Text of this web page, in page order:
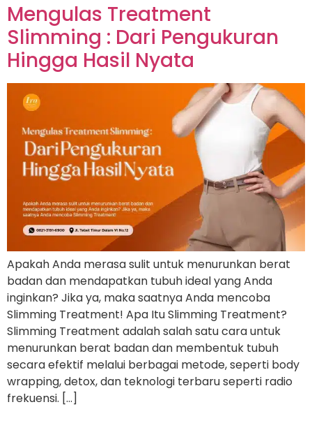
Mengulas Treatment
Slimming : Dari Pengukuran
Hingga Hasil Nyata
Apakah Anda merasa sulit untuk menurunkan berat
badan dan mendapatkan tubuh ideal yang Anda
inginkan? Jika ya, maka saatnya Anda mencoba
Slimming Treatment! Apa Itu Slimming Treatment?
Slimming Treatment adalah salah satu cara untuk
menurunkan berat badan dan membentuk tubuh
secara efektif melalui berbagai metode, seperti body
wrapping, detox, dan teknologi terbaru seperti radio
frekuensi. […]